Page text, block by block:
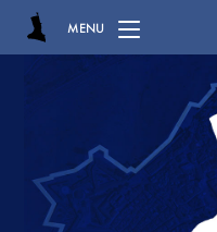
MENU
EL
LAS